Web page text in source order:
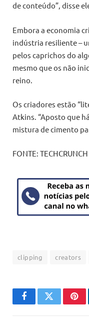
de conteúdo”, disse
Embora a economia
indústria resiliente –
pelos caprichos do
mesmo que os não
reino.
Os criadores estão
Atkins. “Aposto que
mistura de cimento
FONTE: TECHCRUNCH
clipping creators
FacebookTwitter